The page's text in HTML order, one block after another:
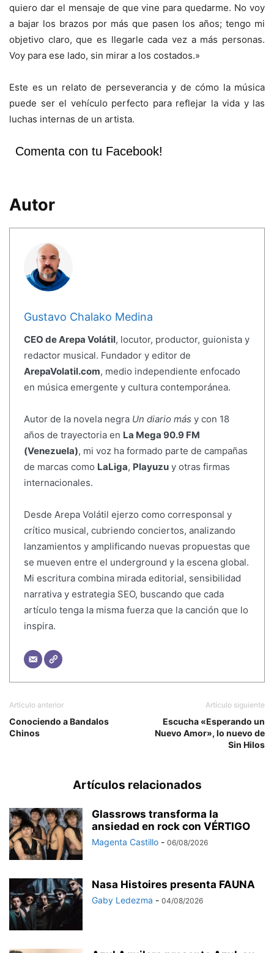
quiero dar el mensaje de que vine para quedarme. No voy
a bajar los brazos por más que pasen los años; tengo mi
objetivo claro, que es llegarle cada vez a más personas.
Voy para ese lado, sin mirar a los costados.»
Este es un relato de perseverancia y de cómo la música
puede ser el vehículo perfecto para reflejar la vida y las
luchas internas de un artista.
Comenta con tu Facebook!
Autor
Gustavo Chalako Medina
CEO de Arepa Volátil, locutor, productor, guionista y
redactor musical. Fundador y editor de
ArepaVolatil.com, medio independiente enfocado
en música emergente y cultura contemporánea.
Autor de la novela negra Un diario más y con 18
años de trayectoria en La Mega 90.9 FM
(Venezuela), mi voz ha formado parte de campañas
de marcas como LaLiga, Playuzuy otras firmas
internacionales.
Desde Arepa Volátil ejerzo como corresponsal y
crítico musical, cubriendo conciertos, analizando
lanzamientos y amplificando nuevas propuestas que
se mueven entre el underground y la escena global.
Mi escritura combina mirada editorial, sensibilidad
narrativa y estrategia SEO, buscando que cada
artículo tenga la misma fuerza que la canción que lo
inspira.
Artículo anterior
Conociendo a Bandalos
Chinos
Artículo siguiente
Escucha «Esperando un
Nuevo Amor», lo nuevo de
Sin Hilos
Artículos relacionados
Glassrows transforma la
ansiedad en rock con VÉRTIGO
Magenta Castillo - 06/08/2026
Nasa Histoires presenta FAUNA
Gaby Ledezma - 04/08/2026